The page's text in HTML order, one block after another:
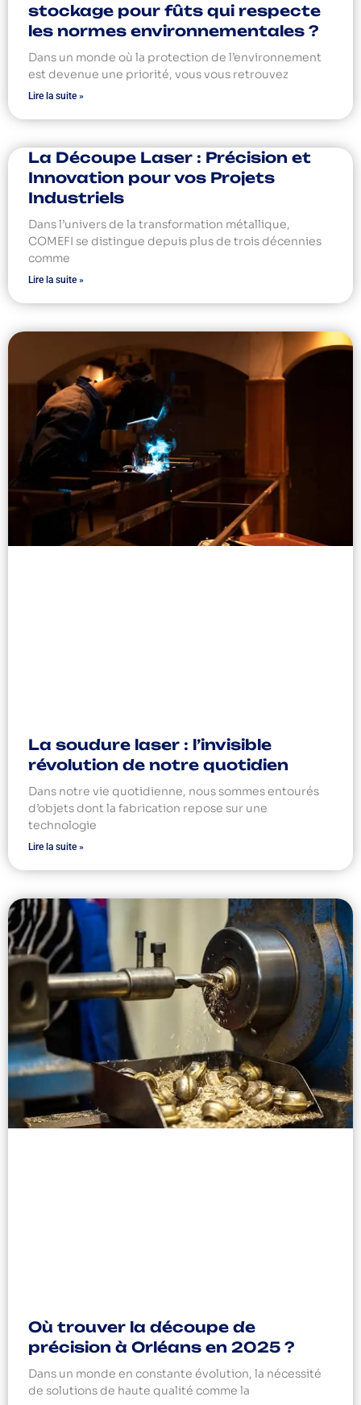
stockage pour fûts qui respecte
les normes environnementales ?
Dans un monde où la protection de l’environnement
est devenue une priorité, vous vous retrouvez
Lire la suite »
La Découpe Laser : Précision et
Innovation pour vos Projets
Industriels
Dans l’univers de la transformation métallique,
COMEFI se distingue depuis plus de trois décennies
comme
Lire la suite »
La soudure laser : l’invisible
révolution de notre quotidien
Dans notre vie quotidienne, nous sommes entourés
d’objets dont la fabrication repose sur une
technologie
Lire la suite »
Où trouver la découpe de
précision à Orléans en 2025 ?
Dans un monde en constante évolution, la nécessité
de solutions de haute qualité comme la